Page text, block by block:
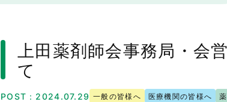
上田薬剤師会事務局・会
て
POST：2024.07.29 一般の皆様へ 医療機関の皆様へ